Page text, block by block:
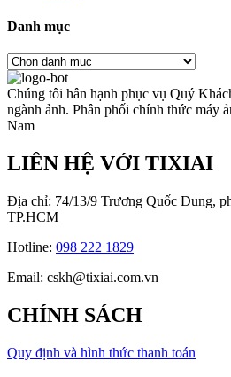
Danh mục
Chúng tôi hân hạnh phục vụ Quý
ngành ảnh. Phân phối chính thức máy
Nam
LIÊN HỆ VỚI TIXIAI
Địa chỉ: 74/13/9 Trương Quốc Dung,
TP.HCM
Hotline: 098 222 1829
Email: cskh@tixiai.com.vn
CHÍNH SÁCH
Quy định và hình thức thanh toán